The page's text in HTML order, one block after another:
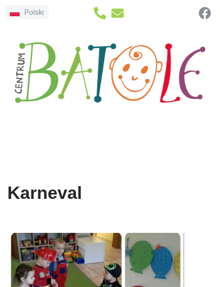
obsah
Polski
Karneval